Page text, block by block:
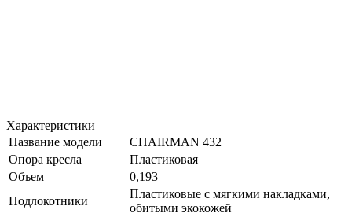
Характеристики
Название модели
CHAIRMAN 432
Опора кресла
Пластиковая
Объем
0,193
Подлокотники
Пластиковые с мягкими накладками,
обитыми экокожей